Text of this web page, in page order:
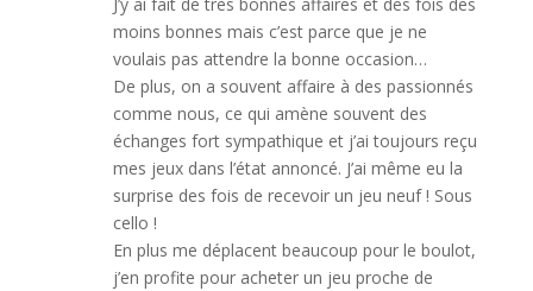
J’y ai fait de très bonnes affaires et des fois des
moins bonnes mais c’est parce que je ne
voulais pas attendre la bonne occasion…
De plus, on a souvent affaire à des passionnés
comme nous, ce qui amène souvent des
échanges fort sympathique et j’ai toujours reçu
mes jeux dans l’état annoncé. J’ai même eu la
surprise des fois de recevoir un jeu neuf ! Sous
cello !
En plus me déplacent beaucoup pour le boulot,
j’en profite pour acheter un jeu proche de